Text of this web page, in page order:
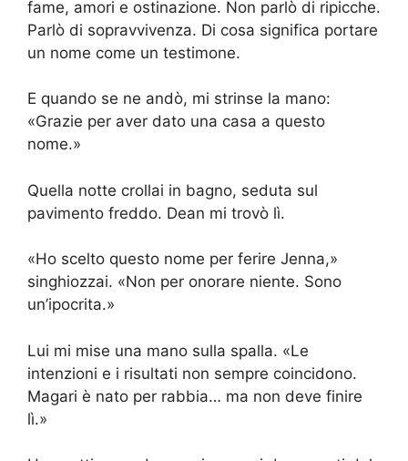
fame, amori e ostinazione. Non parlò di ripicche.
Parlò di sopravvivenza. Di cosa significa portare
un nome come un testimone.
E quando se ne andò, mi strinse la mano:
«Grazie per aver dato una casa a questo
nome.»
Quella notte crollai in bagno, seduta sul
pavimento freddo. Dean mi trovò lì.
«Ho scelto questo nome per ferire Jenna,»
singhiozzai. «Non per onorare niente. Sono
un’ipocrita.»
Lui mi mise una mano sulla spalla. «Le
intenzioni e i risultati non sempre coincidono.
Magari è nato per rabbia… ma non deve finire
lì.»